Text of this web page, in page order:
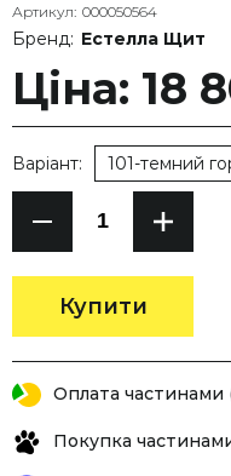
Артикул: 000050564
Бренд: Естелла Щит
Ціна: 18
Купити
Варіант: 101-темний
Оплата частинами
Покупка